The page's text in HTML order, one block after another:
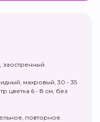
заостренный.
махровый, 30 - 35
цветка 6 - 8 см, без
повторное.